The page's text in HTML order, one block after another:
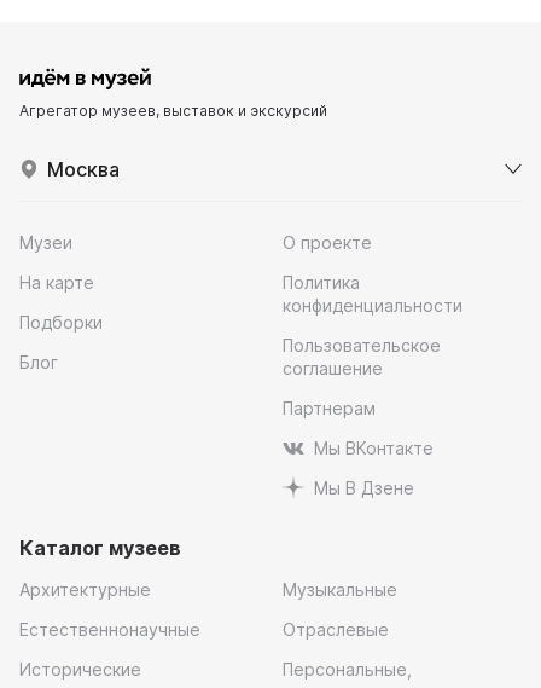
Агрегатор музеев, выставок и экскурсий
Москва
Музеи
На карте
Подборки
Блог
О проекте
Политика
конфиденциальности
Пользовательское
соглашение
Партнерам
Мы ВКонтакте
Мы В Дзене
Каталог музеев
Архитектурные
Естественнонаучные
Исторические
Музыкальные
Отраслевые
Персональные,